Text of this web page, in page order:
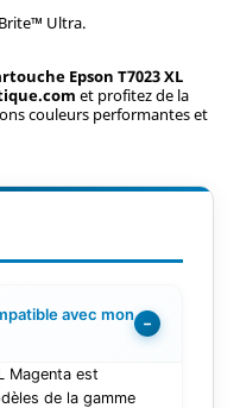
Ultra.
Epson T7023 XL
et profitez de la
couleurs performantes et
avec mon −
Magenta est
de la gamme